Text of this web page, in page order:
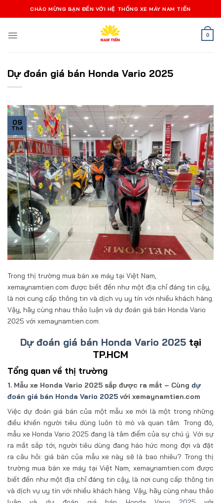
qua
dung
CHÀO MỪNG BẠN ĐẾN VỚI HỆ THỐNG XE MÁY NAM TIẾN
0
Dự đoán giá bán Honda Vario 2025
09
Th4
Trong thị trường mua bán xe máy tại Việt Nam,
xemaynamtien.com được biết đến như một địa chỉ đáng tin cậy,
là nơi cung cấp thông tin và dịch vụ uy tín với nhiều khách hàng.
Vậy, hãy cùng nhau thảo luận và dự đoán giá bán Honda Vario
2025 với xemaynamtien.com.
Dự đoán giá bán Honda Vario 2025tại
TP.HCM
Tổng quan về thị trường
1. Mẫu xe Honda Vario 2025 sắp được ra mắt – Cùng dự
đoán giá bán Honda Vario 2025 với xemaynamtien.com
Việc dự đoán giá bán của một mẫu xe mới là một trong những
điều khiến người tiêu dùng luôn tò mò và quan tâm. Trong đó,
mẫu xe Honda Vario 2025 đang là tâm điểm của sự chú ý. Với sự
ra mắt sắp tới, người tiêu dùng đang háo hức mong đợi và đặt
ra câu hỏi: giá bán của mẫu xe này sẽ là bao nhiêu? Trong thị
trường mua bán xe máy tại Việt Nam, xemaynamtien.com được
biết đến như một địa chỉ đáng tin cậy, là nơi cung cấp thông tin
và dịch vụ uy tín với nhiều khách hàng. Vậy, hãy cùng nhau thảo